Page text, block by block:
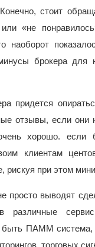
стоит
«не
наоборот
брокера
придется
отзывы, если они
хорошо. если
клиентам
рискуя при этом
просто выводят
различные
быть ПАММ
торговых